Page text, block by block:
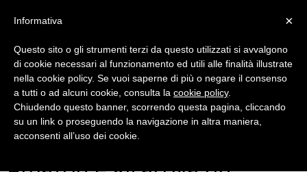
News incredibili
Ordina una TV LCD su
×
Informativa
Questo sito o gli strumenti terzi da questo utilizzati si avvalgono
di cookie necessari al funzionamento ed utili alle finalità illustrate
nella cookie policy. Se vuoi saperne di più o negare il consenso
a tutti o ad alcuni cookie, consulta la cookie policy.
Chiudendo questo banner, scorrendo questa pagina, cliccando
su un link o proseguendo la navigazione in altra maniera,
acconsenti all’uso dei cookie.